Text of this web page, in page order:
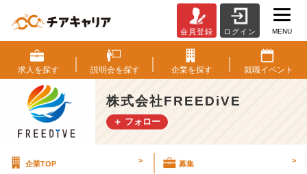
式
会
社
F
R
E
会員登録 ログイン MENU
求人を探す 説明会を探す 企業を探す 就職イベント
株式会社FREEDiVE
＋ フォロー
企業TOP > 募集 >